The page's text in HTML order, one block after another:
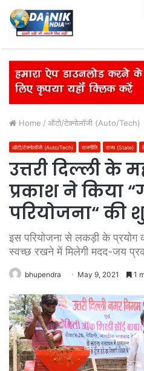
Home / ऑटो/टेक्नोलॉजी (Auto/Tech)
ऑटो/टेक्नोलॉजी (Auto/Tech) राजनीति राज्य (State)
उत्तरी दिल्ली के
प्रकाश ने किया
परियोजना“
इस परियोजना से लकड़ी के प्रयोग
स्वच्छ रखने में मिलेगी मदद-जय
bhupendra May 9, 2021 1